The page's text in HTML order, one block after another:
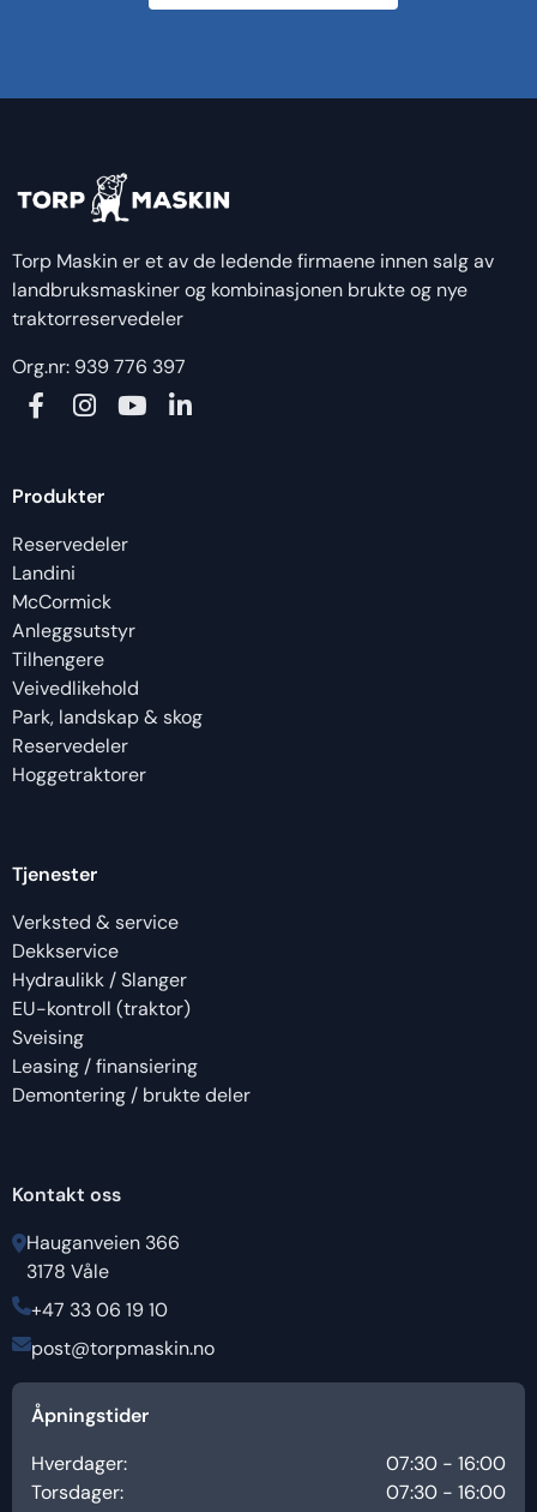
Torp Maskin er et av de ledende firmaene innen salg av
landbruksmaskiner og kombinasjonen brukte og nye
traktorreservedeler
Org.nr: 939 776 397
Produkter
Reservedeler
Landini
McCormick
Anleggsutstyr
Tilhengere
Veivedlikehold
Park, landskap & skog
Reservedeler
Hoggetraktorer
Tjenester
Verksted & service
Dekkservice
Hydraulikk / Slanger
EU-kontroll (traktor)
Sveising
Leasing / finansiering
Demontering / brukte deler
Kontakt oss
Hauganveien 366
3178 Våle
+47 33 06 19 10
post@torpmaskin.no
Åpningstider
Hverdager:
07:30 - 16:00
Torsdager:
07:30 - 16:00